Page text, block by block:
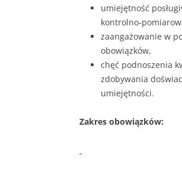
umiejętność
kontrolno-
zaangażowanie w
obowiązków,
chęć podnoszenia
zdobywania
umiejętności.
Zakres obowiązków: